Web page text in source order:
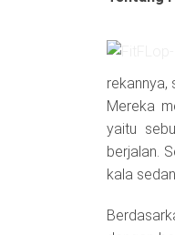
rekannya,
Mereka
yaitu
berjalan.
kala